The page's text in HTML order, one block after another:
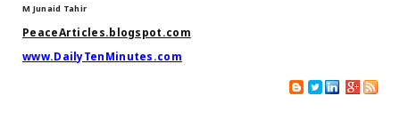
M Junaid Tahir
PeaceArticles.blogspot.com
www.DailyTenMinutes.com